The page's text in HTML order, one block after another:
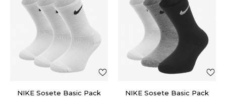
NIKE Sosete Basic Pack NIKE Sosete Basic Pack